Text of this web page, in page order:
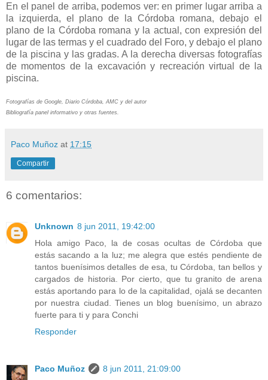
En el panel de arriba, podemos ver: en primer lugar arriba a
la izquierda, el plano de la Córdoba romana, debajo el
plano de la Córdoba romana y la actual, con expresión del
lugar de las termas y el cuadrado del Foro, y debajo el plano
de la piscina y las gradas. A la derecha diversas fotografías
de momentos de la excavación y recreación virtual de la
piscina.
Fotografías de Google, Diario Córdoba, AMC y del autor
Bibliografía panel informativo y otras fuentes.
Paco Muñoz at 17:15
Compartir
6 comentarios:
Unknown 8 jun 2011, 19:42:00
Hola amigo Paco, la de cosas ocultas de Córdoba que
estás sacando a la luz; me alegra que estés pendiente de
tantos buenísimos detalles de esa, tu Córdoba, tan bellos y
cargados de historia. Por cierto, que tu granito de arena
estás aportando para lo de la capitalidad, ojalá se decanten
por nuestra ciudad. Tienes un blog buenísimo, un abrazo
fuerte para ti y para Conchi
Responder
Paco Muñoz
8 jun 2011, 21:09:00